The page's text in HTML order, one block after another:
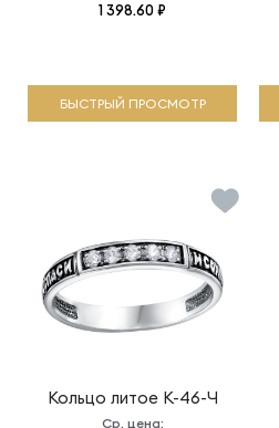
1 398.60 ₽
БЫСТРЫЙ ПРОСМОТР
Кольцо литое К-46-Ч
Ср. цена: